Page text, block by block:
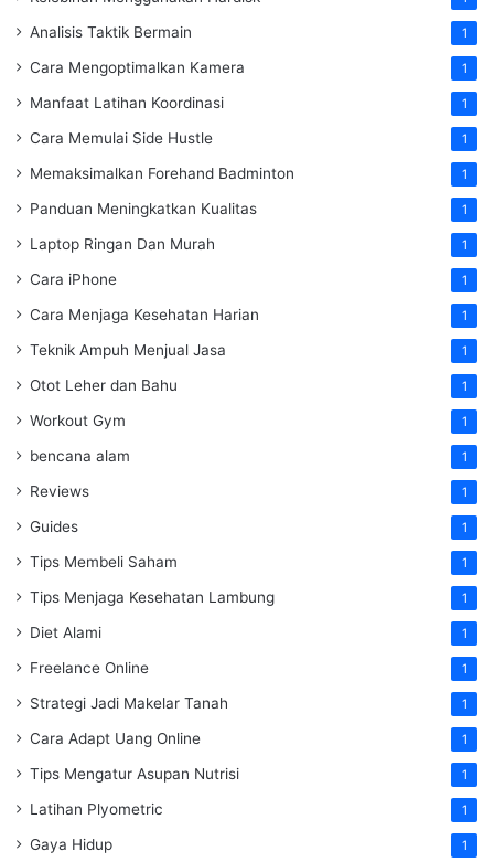
Analisis Taktik Bermain 1
Cara Mengoptimalkan Kamera 1
Manfaat Latihan Koordinasi 1
Cara Memulai Side Hustle 1
Memaksimalkan Forehand Badminton 1
Panduan Meningkatkan Kualitas 1
Laptop Ringan Dan Murah 1
Cara iPhone 1
Cara Menjaga Kesehatan Harian 1
Teknik Ampuh Menjual Jasa 1
Otot Leher dan Bahu 1
Workout Gym 1
bencana alam 1
Reviews 1
Guides 1
Tips Membeli Saham 1
Tips Menjaga Kesehatan Lambung 1
Diet Alami 1
Freelance Online 1
Strategi Jadi Makelar Tanah 1
Cara Adapt Uang Online 1
Tips Mengatur Asupan Nutrisi 1
Latihan Plyometric 1
Gaya Hidup 1